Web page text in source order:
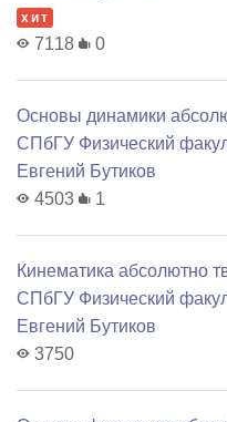
хит
7118 0
Основы динамики
СПбГУ Физический
Евгений Бутиков
4503
1
Кинематика абсолютно
СПбГУ Физический
Евгений Бутиков
3750